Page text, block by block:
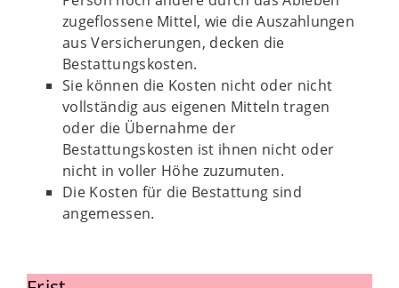
zugeflossene Mittel, wie die Auszahlungen
aus Versicherungen, decken die
Bestattungskosten.
Sie können die Kosten nicht oder nicht
vollständig aus eigenen Mitteln tragen
oder die Übernahme der
Bestattungskosten ist ihnen nicht oder
nicht in voller Höhe zuzumuten.
Die Kosten für die Bestattung sind
angemessen.